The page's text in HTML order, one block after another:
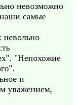
невозможно
самые
невольно
"Непохожие
и
уважением,